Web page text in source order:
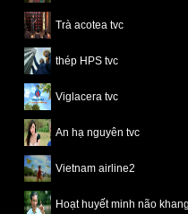
Trà acotea tvc
thép HPS tvc
Viglacera tvc
An hạ nguyên tvc
Vietnam airline2
Hoạt huyết minh não